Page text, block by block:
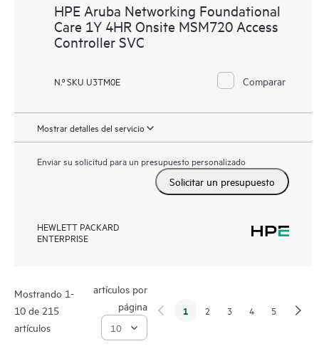
HPE Aruba Networking Foundational
Care 1Y 4HR Onsite MSM720 Access
Controller SVC
N.º SKU U3TM0E Comparar
Mostrar detalles del servicio
Enviar su solicitud para un presupuesto personalizado
Solicitar un presupuesto
HEWLETT PACKARD
ENTERPRISE
Mostrando 1-
10 de 215
artículos
artículos por
página
1 2 3 4 5